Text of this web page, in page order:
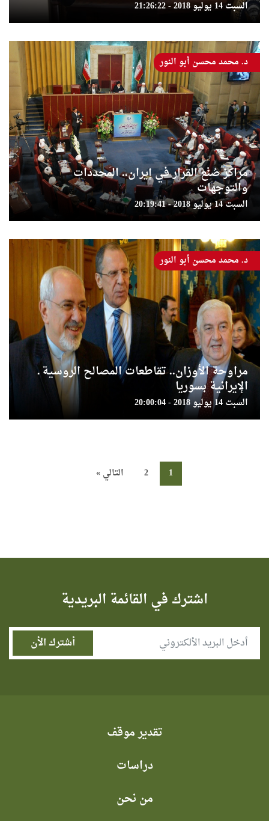
السبت 14 يوليو 2018 - 21:26:22
مراكز صُنْع القرار في إيران.. المحددات
والتوجهات
السبت 14 يوليو 2018 - 20:19:41
د. محمد محسن أبو النور
مراوحة الأوزان.. تقاطعات المصالح الروسية ـ
الإيرانية بسوريا
السبت 14 يوليو 2018 - 20:00:04
د. محمد محسن أبو النور
1
2 التالي »
اشترك في القائمة البريدية
تقدير موقف
دراسات
من نحن